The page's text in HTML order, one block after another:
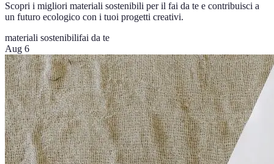
Scopri i migliori materiali sostenibili per il fai da te e contribuisci a
un futuro ecologico con i tuoi progetti creativi.
materiali sostenibilifai da te
Aug 6